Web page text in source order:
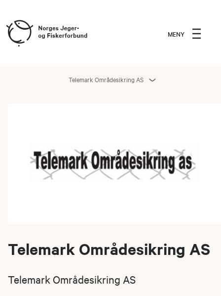
MENY
Telemark Områdesikring AS
Telemark Områdesikring AS
Telemark Områdesikring AS